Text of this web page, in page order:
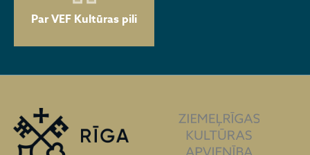
Par VEF Kultūras pili